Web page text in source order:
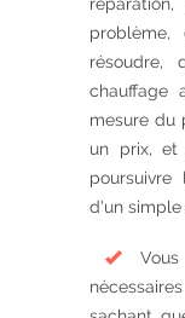
résoudre,
chauffage
mesure du
un prix,
d'un simple